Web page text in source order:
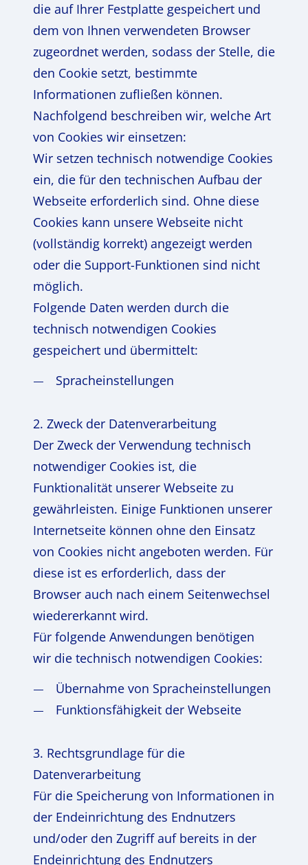
die auf Ihrer Festplatte gespeichert und
dem von Ihnen verwendeten Browser
zugeordnet werden, sodass der Stelle, die
den Cookie setzt, bestimmte
Informationen zufließen können.
Nachfolgend beschreiben wir, welche Art
von Cookies wir einsetzen:
Wir setzen technisch notwendige Cookies
ein, die für den technischen Aufbau der
Webseite erforderlich sind. Ohne diese
Cookies kann unsere Webseite nicht
(vollständig korrekt) angezeigt werden
oder die Support-Funktionen sind nicht
möglich.
Folgende Daten werden durch die
technisch notwendigen Cookies
gespeichert und übermittelt:
Spracheinstellungen
2. Zweck der Datenverarbeitung
Der Zweck der Verwendung technisch
notwendiger Cookies ist, die
Funktionalität unserer Webseite zu
gewährleisten. Einige Funktionen unserer
Internetseite können ohne den Einsatz
von Cookies nicht angeboten werden. Für
diese ist es erforderlich, dass der
Browser auch nach einem Seitenwechsel
wiedererkannt wird.
Für folgende Anwendungen benötigen
wir die technisch notwendigen Cookies:
Übernahme von Spracheinstellungen
Funktionsfähigkeit der Webseite
3. Rechtsgrundlage für die
Datenverarbeitung
Für die Speicherung von Informationen in
der Endeinrichtung des Endnutzers
und/oder den Zugriff auf bereits in der
Endeinrichtung des Endnutzers